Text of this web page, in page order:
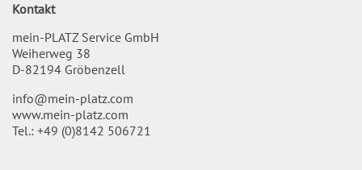
Kontakt
mein-PLATZ Service GmbH
Weiherweg 38
D-82194 Gröbenzell
info@mein-platz.com
www.mein-platz.com
Tel.: +49 (0)8142 506721